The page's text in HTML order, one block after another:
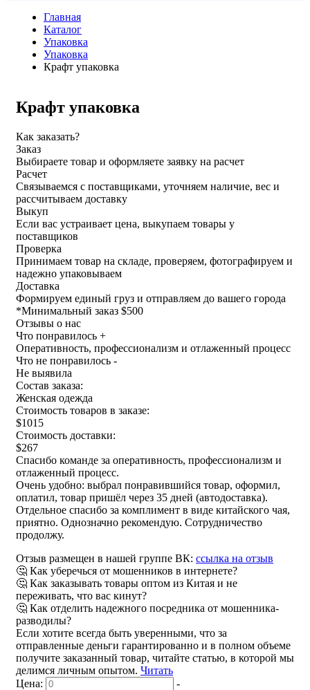
Главная
Каталог
Упаковка
Упаковка
Крафт упаковка
Крафт упаковка
Как заказать?
Заказ
Выбираете товар и оформляете заявку на расчет
Расчет
Связываемся с поставщиками, уточняем наличие, вес и
рассчитываем доставку
Выкуп
Если вас устраивает цена, выкупаем товары у
поставщиков
Проверка
Принимаем товар на складе, проверяем, фотографируем и
надежно упаковываем
Доставка
Формируем единый груз и отправляем до вашего города
*Минимальный заказ $500
Отзывы о нас
Что понравилось +
Оперативность, профессионализм и отлаженный процесс
Что не понравилось -
Не выявила
Состав заказа:
Женская одежда
Стоимость товаров в заказе:
$1015
Стоимость доставки:
$267
Спасибо команде за оперативность, профессионализм и
отлаженный процесс.
Очень удобно: выбрал понравившийся товар, оформил,
оплатил, товар пришёл через 35 дней (автодоставка).
Отдельное спасибо за комплимент в виде китайского чая,
приятно. Однозначно рекомендую. Сотрудничество
продолжу.
Отзыв размещен в нашей группе ВК: ссылка на отзыв
🤔 Как уберечься от мошенников в интернете?
🤔 Как заказывать товары оптом из Китая и не
переживать, что вас кинут?
🤔 Как отделить надежного посредника от мошенника-
разводилы?
Если хотите всегда быть уверенными, что за
отправленные деньги гарантированно и в полном объеме
получите заказанный товар, читайте статью, в которой мы
делимся личным опытом. Читать
Цена: -